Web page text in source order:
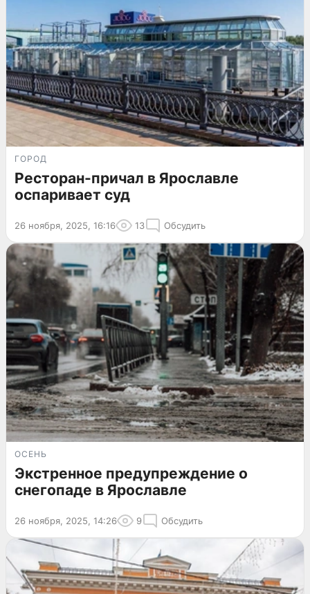
ГОРОД
Ресторан-причал в Ярославле
оспаривает суд
26 ноября, 2025, 16:16 13 Обсудить
ОСЕНЬ
Экстренное предупреждение о
снегопаде в Ярославле
26 ноября, 2025, 14:26 9 Обсудить